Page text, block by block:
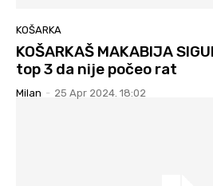
KOŠARKA
KOŠARKAŠ MAKABIJA
top 3 da nije počeo rat
Milan - 25 Apr 2024. 18:02